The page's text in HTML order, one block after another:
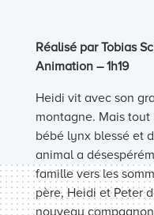
Réalisé par Tobias
Animation – 1h19
Heidi vit avec son
montagne. Mais tout
bébé lynx blessé et
animal a
famille vers les
père, Heidi et Peter
nouveau